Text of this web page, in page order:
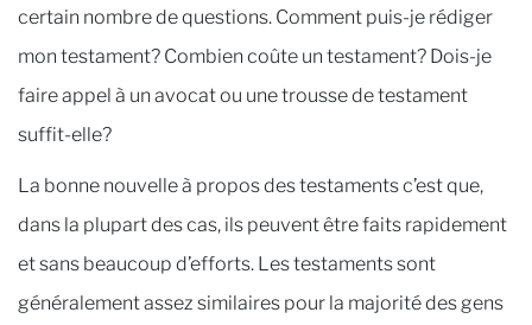
certain nombre de questions. Comment puis-je rédiger
mon testament? Combien coûte un testament? Dois-je
faire appel à un avocat ou une trousse de testament
suffit-elle?
La bonne nouvelle à propos des testaments c’est que,
dans la plupart des cas, ils peuvent être faits rapidement
et sans beaucoup d’efforts. Les testaments sont
généralement assez similaires pour la majorité des gens